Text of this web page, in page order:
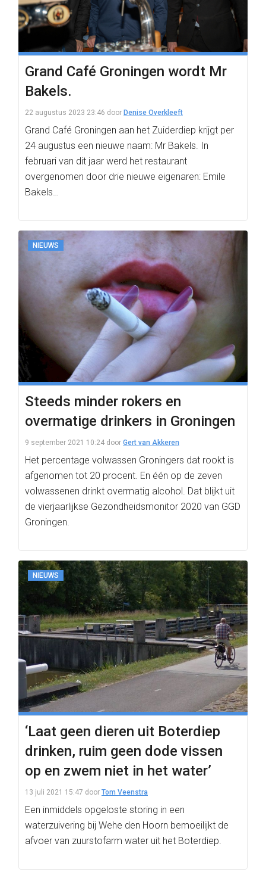
Grand Café Groningen wordt Mr
Bakels.
22 augustus 2023 23:46 door Denise Overkleeft
Grand Café Groningen aan het Zuiderdiep krijgt per
24 augustus een nieuwe naam: Mr Bakels. In
februari van dit jaar werd het restaurant
overgenomen door drie nieuwe eigenaren: Emile
Bakels…
NIEUWS
Steeds minder rokers en
overmatige drinkers in Groningen
9 september 2021 10:24 door Gert van Akkeren
Het percentage volwassen Groningers dat rookt is
afgenomen tot 20 procent. En één op de zeven
volwassenen drinkt overmatig alcohol. Dat blijkt uit
de vierjaarlijkse Gezondheidsmonitor 2020 van GGD
Groningen.
NIEUWS
‘Laat geen dieren uit Boterdiep
drinken, ruim geen dode vissen
op en zwem niet in het water’
13 juli 2021 15:47 door Tom Veenstra
Een inmiddels opgeloste storing in een
waterzuivering bij Wehe den Hoorn bemoeilijkt de
afvoer van zuurstofarm water uit het Boterdiep.